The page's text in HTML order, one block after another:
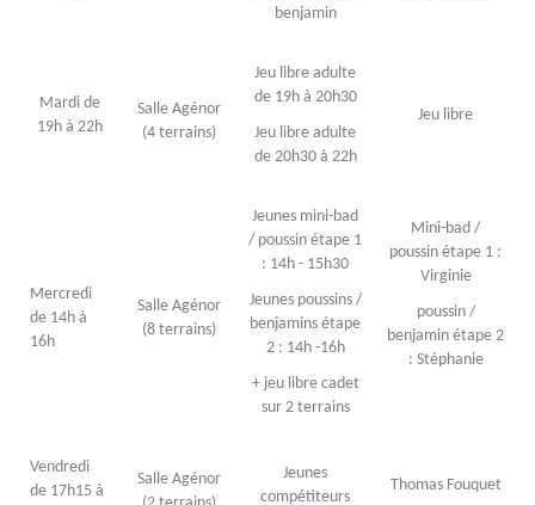
benjamin
Mardi de
19h à 22h
Salle Agénor
(4 terrains)
Jeu libre adulte
de 19h à 20h30
Jeu libre adulte
de 20h30 à 22h
Jeu libre
Mercredi
de 14h à
16h
Salle Agénor
(8 terrains)
Jeunes mini-bad
/ poussin étape 1
: 14h - 15h30
Jeunes poussins /
benjamins étape
2 : 14h -16h
+ jeu libre cadet
sur 2 terrains
Mini-bad /
poussin étape 1 :
Virginie
poussin /
benjamin étape 2
: Stéphanie
Vendredi
de 17h15 à
Salle Agénor
Jeunes
compétiteurs
Thomas Fouquet